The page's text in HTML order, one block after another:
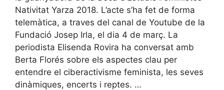
Nativitat Yarza 2018. L’acte s’ha fet de forma
telemàtica, a traves del canal de Youtube de la
Fundació Josep Irla, el dia 4 de març. La
periodista Elisenda Rovira ha conversat amb
Berta Florés sobre els aspectes clau per
entendre el ciberactivisme feminista, les seves
dinàmiques, encerts i reptes. …